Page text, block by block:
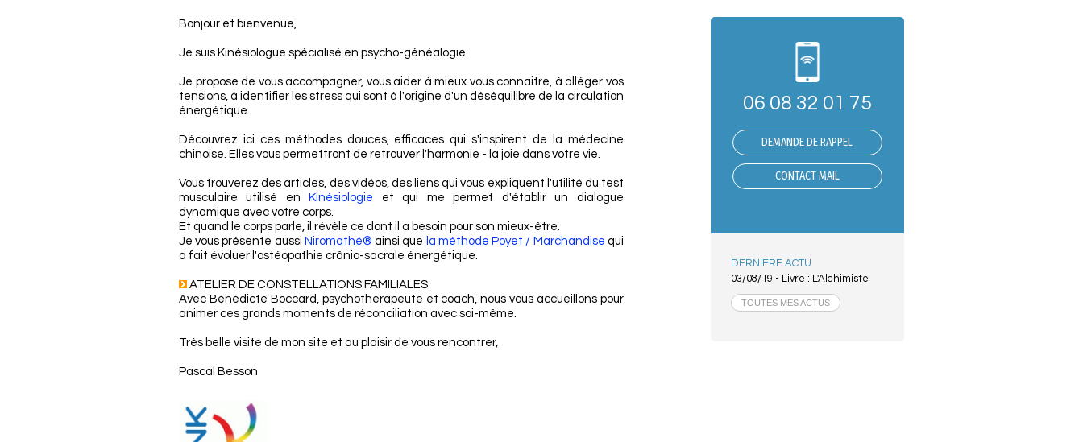
Bonjour et bienvenue,
Je suis Kinésiologue spécialisé en psycho-généalogie.
Je propose de vous accompagner, vous aider à mieux vous connaitre, à alléger vos
tensions, à identifier les stress qui sont à l'origine d'un déséquilibre de la circulation
énergétique.
Découvrez ici ces méthodes douces, efficaces qui s'inspirent de la médecine
chinoise. Elles vous permettront de retrouver l'harmonie - la joie dans votre vie.
Vous trouverez des articles, des vidéos, des liens qui vous expliquent l'utilité du test
musculaire utilisé en
Kinésiologie et qui me permet d'établir un dialogue
dynamique avec votre corps.
Et quand le corps parle, il révèle ce dont il a besoin pour son mieux-être.
Je vous présente aussi Niromathé® ainsi que la méthode Poyet / Marchandise qui
a fait évoluer l'ostéopathie crânio-sacrale énergétique.
ATELIER DE CONSTELLATIONS FAMILIALES
Avec Bénédicte Boccard, psychothérapeute et coach, nous vous accueillons pour
animer ces grands moments de réconciliation avec soi-même.
Très belle visite de mon site et au plaisir de vous rencontrer,
Pascal Besson
06 08 32 01 75
DEMANDE DE RAPPEL
CONTACT MAIL
DERNIÈRE ACTU
03/08/19 - Livre : L'Alchimiste
TOUTES MES ACTUS